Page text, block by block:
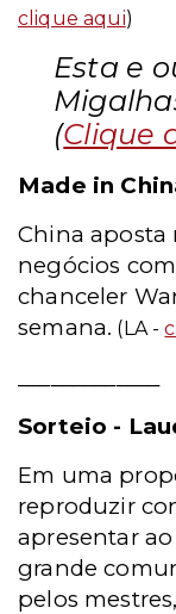
clique aqui)
Esta e
(Clique
Made in
China aposta
negócios
chanceler
semana. (LA -
Sorteio -
Em uma
reproduzir
apresentar
grande
pelos